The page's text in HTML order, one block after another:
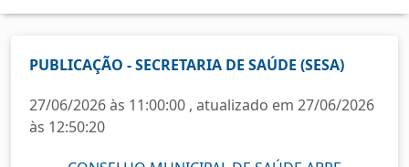
PUBLICAÇÃO - SECRETARIA DE SAÚDE (SESA)
27/06/2026 às 11:00:00 , atualizado em 27/06/2026
às 12:50:20